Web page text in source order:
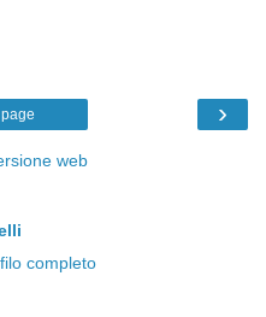
›
web
completo